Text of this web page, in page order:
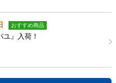
おすすめ商品
』入荷！